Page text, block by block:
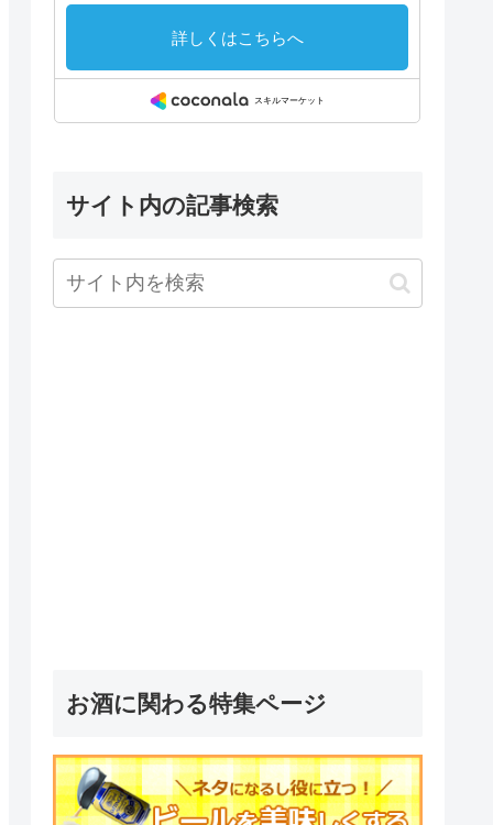
サイト内の記事検索
お酒に関わる特集ページ